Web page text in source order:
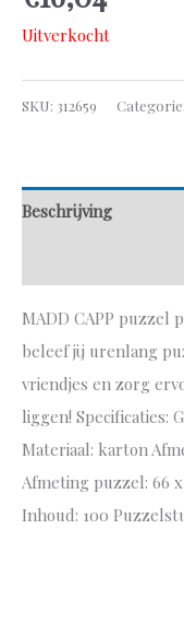
Uitverkocht
SKU: 312659 Categorie:
Beschrijving
MADD CAPP puzzel
beleef jij urenlang
vriendjes en zorg
liggen! Specificaties:
Materiaal: karton
Afmeting puzzel: 66
Inhoud: 100